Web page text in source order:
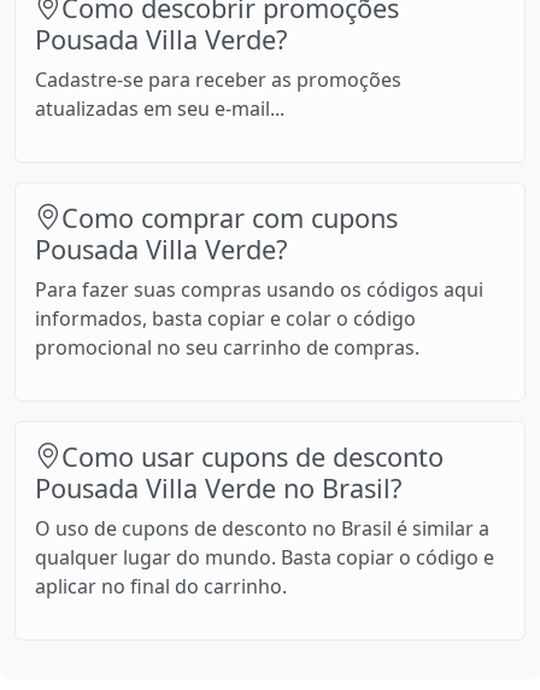
Como descobrir promoções
Pousada Villa Verde?
Cadastre-se para receber as promoções
atualizadas em seu e-mail...
Como comprar com cupons
Pousada Villa Verde?
Para fazer suas compras usando os códigos aqui
informados, basta copiar e colar o código
promocional no seu carrinho de compras.
Como usar cupons de desconto
Pousada Villa Verde no Brasil?
O uso de cupons de desconto no Brasil é similar a
qualquer lugar do mundo. Basta copiar o código e
aplicar no final do carrinho.